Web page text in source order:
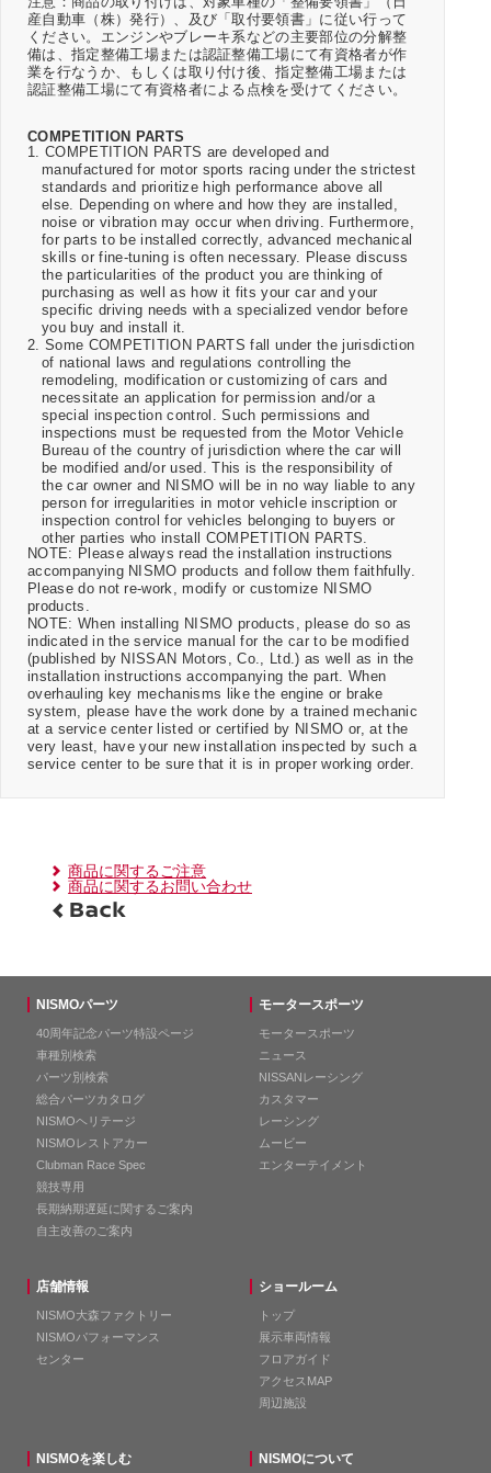
産自動車（株）発行）、及び「取付要領書」に従い行って
ください。エンジンやブレーキ系などの主要部位の分解整
備は、指定整備工場または認証整備工場にて有資格者が作
業を行なうか、もしくは取り付け後、指定整備工場または
認証整備工場にて有資格者による点検を受けてください。
COMPETITION PARTS
1. COMPETITION PARTS are developed and
manufactured for motor sports racing under the strictest
standards and prioritize high performance above all
else. Depending on where and how they are installed,
noise or vibration may occur when driving. Furthermore,
for parts to be installed correctly, advanced mechanical
skills or fine-tuning is often necessary. Please discuss
the particularities of the product you are thinking of
purchasing as well as how it fits your car and your
specific driving needs with a specialized vendor before
you buy and install it.
2. Some COMPETITION PARTS fall under the jurisdiction
of national laws and regulations controlling the
remodeling, modification or customizing of cars and
necessitate an application for permission and/or a
special inspection control. Such permissions and
inspections must be requested from the Motor Vehicle
Bureau of the country of jurisdiction where the car will
be modified and/or used. This is the responsibility of
the car owner and NISMO will be in no way liable to any
person for irregularities in motor vehicle inscription or
inspection control for vehicles belonging to buyers or
other parties who install COMPETITION PARTS.
NOTE: Please always read the installation instructions
accompanying NISMO products and follow them faithfully.
Please do not re-work, modify or customize NISMO
products.
NOTE: When installing NISMO products, please do so as
indicated in the service manual for the car to be modified
(published by NISSAN Motors, Co., Ltd.) as well as in the
installation instructions accompanying the part. When
overhauling key mechanisms like the engine or brake
system, please have the work done by a trained mechanic
at a service center listed or certified by NISMO or, at the
very least, have your new installation inspected by such a
service center to be sure that it is in proper working order.
商品に関するご注意
商品に関するお問い合わせ
NISMOパーツ
40周年記念パーツ特設ページ
車種別検索
パーツ別検索
総合パーツカタログ
NISMOヘリテージ
NISMOレストアカー
Clubman Race Spec
競技専用
長期納期遅延に関するご案内
自主改善のご案内
モータースポーツ
モータースポーツ
ニュース
NISSANレーシング
カスタマー
レーシング
ムービー
エンターテイメント
店舗情報
NISMO大森ファクトリー
NISMOパフォーマンス
センター
ショールーム
トップ
展示車両情報
フロアガイド
アクセスMAP
周辺施設
NISMOを楽しむ NISMOについて